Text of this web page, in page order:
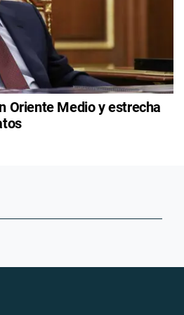
Oriente Medio y estrecha